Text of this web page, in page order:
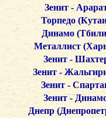
Зенит -
Торпедо
Динамо
Металлист
Зенит -
Зенит -
Зенит -
Зенит -
Днепр